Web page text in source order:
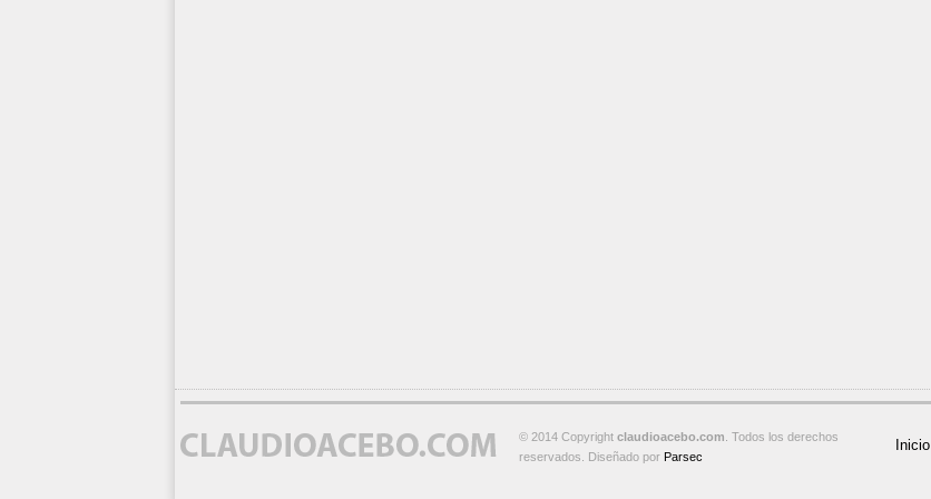
Inicio
© 2014 Copyright claudioacebo.com . Todos los derechos
reservados. Diseñado por Parsec